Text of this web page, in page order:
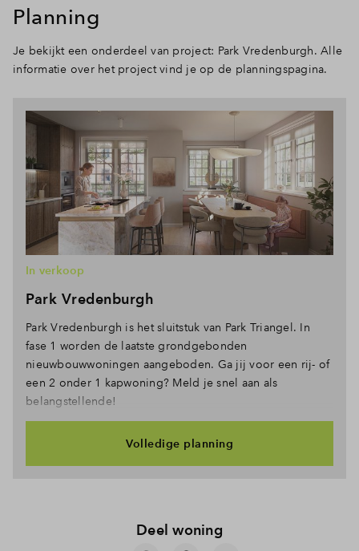
Planning
Je bekijkt een onderdeel van project: Park Vredenburgh. Alle
informatie over het project vind je op de planningspagina.
Park Vredenburgh
In verkoop
Park Vredenburgh is het sluitstuk van Park Triangel. In
fase 1 worden de laatste grondgebonden
nieuwbouwwoningen aangeboden. Ga jij voor een rij- of
een 2 onder 1 kapwoning? Meld je snel aan als
belangstellende!
Volledige planning
Deel woning